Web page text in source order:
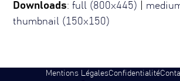
Downloads:full (800x445)
thumbnail (150x150)
Mentions LégalesConfidentialité